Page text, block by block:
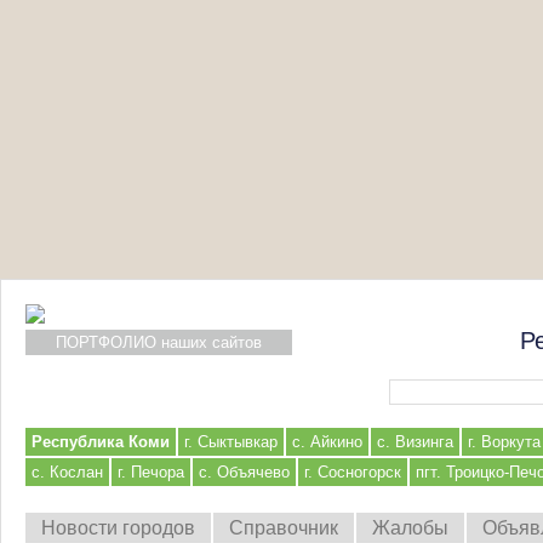
ПОРТФОЛИО наших сайтов
Республика Коми г. Сыктывкар с. Айкино с. Визинга
г. Воркута
с. Кослан
г. Печора с. Объячево г. Сосногорск пгт. Троицко-
Новости городов Справочник Жалобы